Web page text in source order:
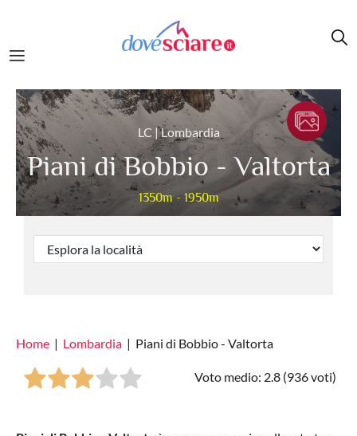
LC | Lombardia
Piani di Bobbio - Valtorta
1350m - 1950m
Home Lombardia Piani di Bobbio - Valtorta
Voto medio: 2.8 (936voti)